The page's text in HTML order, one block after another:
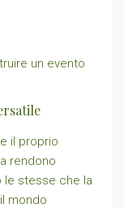
un evento
il proprio
rendono
le stesse che la
mondo